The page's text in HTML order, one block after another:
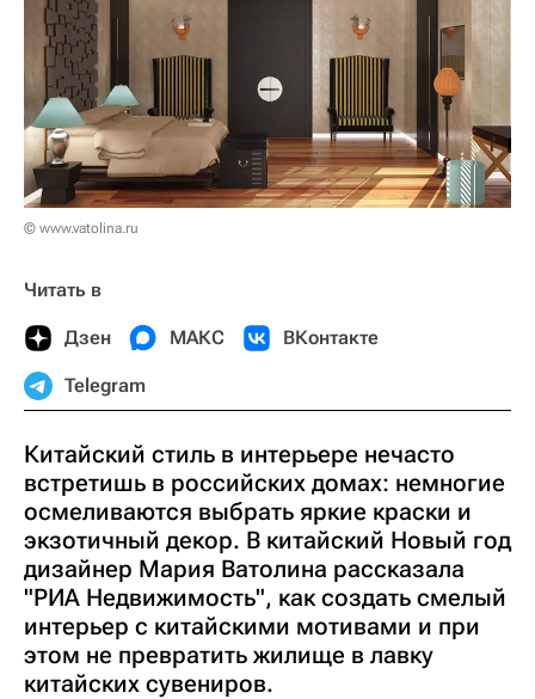
© www.vatolina.ru
Читать в
Дзен МАКС ВКонтакте
Telegram
Китайский стиль в интерьере нечасто
встретишь в российских домах: немногие
осмеливаются выбрать яркие краски и
экзотичный декор. В китайский Новый год
дизайнер Мария Ватолина рассказала
"РИА Недвижимость", как создать смелый
интерьер с китайскими мотивами и при
этом не превратить жилище в лавку
китайских сувениров.